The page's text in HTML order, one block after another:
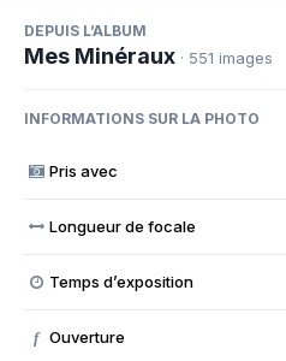
DEPUIS L’ALBUM
Mes Minéraux · 551 images
INFORMATIONS SUR LA PHOTO
Pris avec
Longueur de focale
Temps d’exposition
f Ouverture